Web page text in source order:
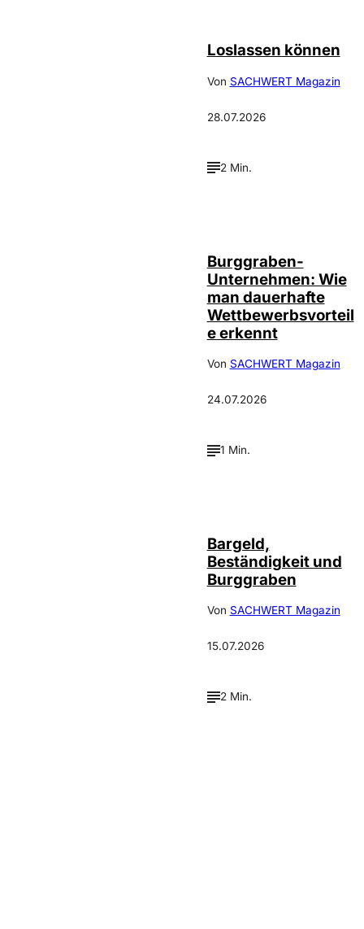
Loslassen können
Von SACHWERT Magazin
28.07.2026
2 Min.
Burggraben-
Unternehmen: Wie
man dauerhafte
Wettbewerbsvorteil
e erkennt
Von SACHWERT Magazin
24.07.2026
1 Min.
Bargeld,
Beständigkeit und
Burggraben
Von SACHWERT Magazin
15.07.2026
2 Min.